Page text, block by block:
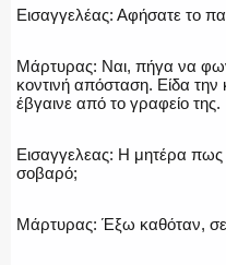
Εισαγγελέας: Αφήσατε το
Μάρτυρας: Ναι, πήγα να
κοντινή απόσταση. Είδα
έβγαινε από το γραφείο της.
Εισαγγελεας: Η μητέρα πως
σοβαρό;
Μάρτυρας: Έξω καθόταν, σε